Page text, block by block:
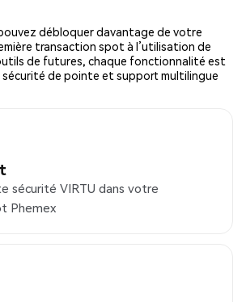
débloquer davantage de votre
transaction spot à l’utilisation de
de futures, chaque fonctionnalité est
de pointe et support multilingue
sécurité VIRTU dans votre
Phemex